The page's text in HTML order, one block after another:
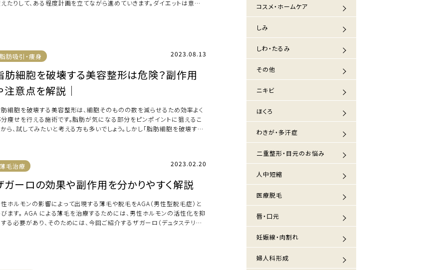
たりして、ある程度計画を立てながら進めていきます。ダイエットは意識し
脂肪吸引・痩身 2023.08.13
肪細胞を破壊する美容整形は危険？副作用
注意点を解説｜
細胞を破壊する美容整形は、細胞そのものの数を減らせるため効率よく
痩せを行える施術です。脂肪が気になる部分をピンポイントに狙えるこ
ら、試してみたいと考える方も多いでしょう。しかし「脂肪細胞を破壊する
薄毛治療 2023.02.20
ガーロの効果や副作用を分かりやすく解説
ホルモンの影響によって出現する薄毛や脱毛をAGA（男性型脱毛症）と
ます。 AGA による薄毛を治療するためには、男性ホルモンの活性化を抑
る必要があり、そのためには、今回ご紹介するザガーロ（デュタステリド）
コスメ・ホームケア
しみ
しわ・たるみ
その他
ニキビ
ほくろ
わきが・多汗症
二重整形・目元のお悩み
人中短縮
医療脱毛
唇・口元
妊娠線・肉割れ
婦人科形成